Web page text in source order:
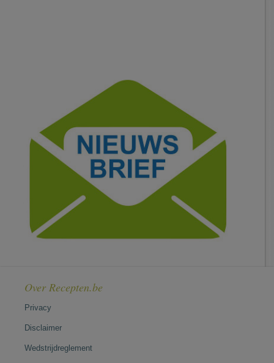
Over Recepten.be
Privacy
Disclaimer
Wedstrijdreglement